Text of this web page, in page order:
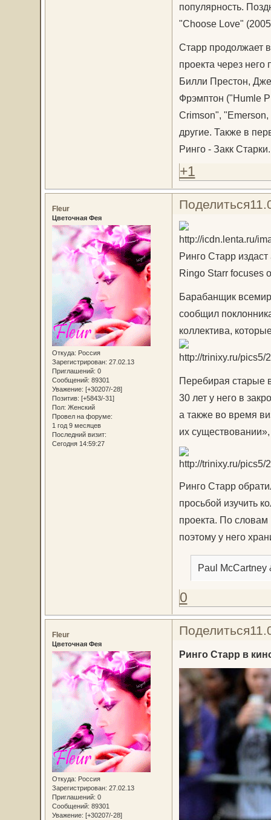
популярность.
"Choose Love"
Старр продолжает
проекта через
Билли Престон,
Фрэмптон ("Humle
Crimson",
другие. Также в
Ринго - Закк Старки.
+1
Поделиться
Fleur
Цветочная Фея
Откуда: Россия
Зарегистрирован: 27.02.13
Приглашений: 0
Сообщений: 89301
Уважение: [+30207/-28]
Позитив: [+5843/-31]
Пол: Женский
Провел на форуме:
1 год 9 месяцев
Последний визит:
Сегодня 14:59:27
Ринго Старр
Ringo Starr focuses
Барабанщик
сообщил
коллектива,
Перебирая старые
30 лет у него в
а также во время
их
Ринго Старр
просьбой изучить
проекта. По словам
поэтому у него
Paul McCartney
0
Поделиться
Fleur
Цветочная Фея
Откуда: Россия
Зарегистрирован: 27.02.13
Приглашений: 0
Сообщений: 89301
Уважение: [+30207/-28]
Ринго Старр в